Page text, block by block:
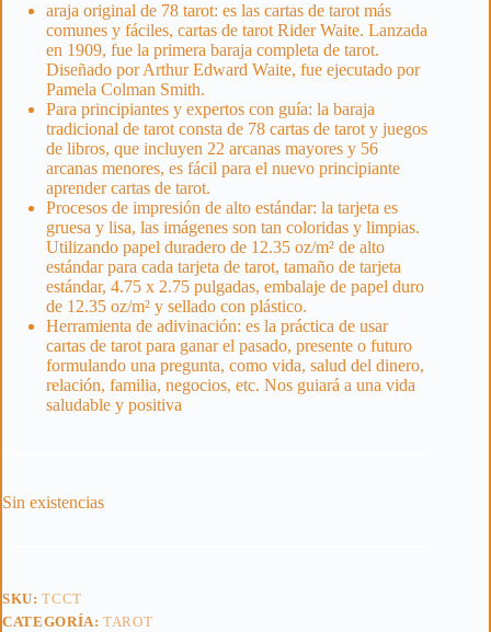
araja original de 78 tarot: es las cartas de tarot más
comunes y fáciles, cartas de tarot Rider Waite. Lanzada
en 1909, fue la primera baraja completa de tarot.
Diseñado por Arthur Edward Waite, fue ejecutado por
Pamela Colman Smith.
Para principiantes y expertos con guía: la baraja
tradicional de tarot consta de 78 cartas de tarot y juegos
de libros, que incluyen 22 arcanas mayores y 56
arcanas menores, es fácil para el nuevo principiante
aprender cartas de tarot.
Procesos de impresión de alto estándar: la tarjeta es
gruesa y lisa, las imágenes son tan coloridas y limpias.
Utilizando papel duradero de 12.35 oz/m² de alto
estándar para cada tarjeta de tarot, tamaño de tarjeta
estándar, 4.75 x 2.75 pulgadas, embalaje de papel duro
de 12.35 oz/m² y sellado con plástico.
Herramienta de adivinación: es la práctica de usar
cartas de tarot para ganar el pasado, presente o futuro
formulando una pregunta, como vida, salud del dinero,
relación, familia, negocios, etc. Nos guiará a una vida
saludable y positiva
Sin existencias
SKU:TCCT
CATEGORÍA:TAROT